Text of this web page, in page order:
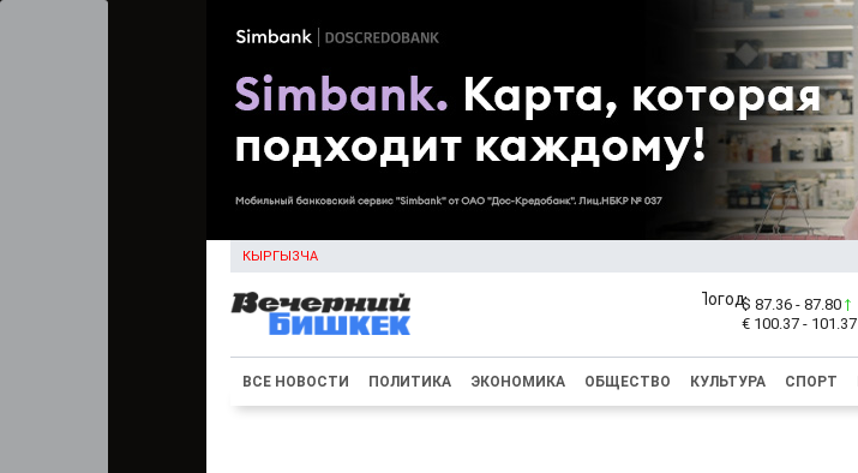
КЫРГЫЗЧА
$ 87.36 - 87.80
€ 100.37 - 101.37
ВСЕ НОВОСТИ ПОЛИТИКА ЭКОНОМИКА ОБЩЕСТВО КУЛЬТУРА СПОРТ